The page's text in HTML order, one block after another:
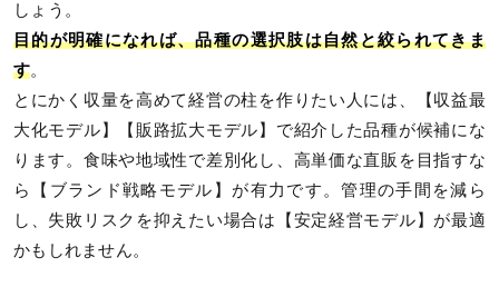
しょう。
目的が明確になれば、品種の選択肢は自然と絞られてきま
す。
とにかく収量を高めて経営の柱を作りたい人には、【収益最
大化モデル】【販路拡大モデル】で紹介した品種が候補にな
ります。食味や地域性で差別化し、高単価な直販を目指すな
ら【ブランド戦略モデル】が有力です。管理の手間を減ら
し、失敗リスクを抑えたい場合は【安定経営モデル】が最適
かもしれません。